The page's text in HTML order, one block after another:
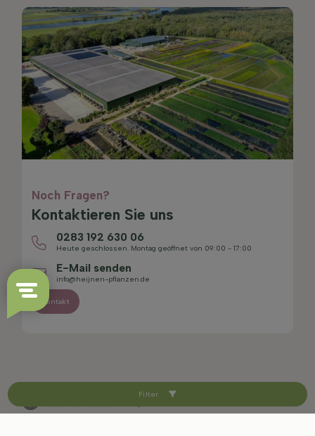
Filter
Noch Fragen?
Kontaktieren Sie uns
0283 192 630 06
Heute geschlossen. Montag geöffnet von 09:00 - 17:00
E-Mail senden
info@heijnen-pflanzen.de
Kontakt
4.4/5